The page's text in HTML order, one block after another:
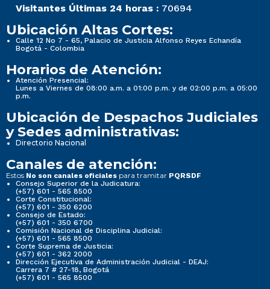
Visitantes Últimas 24 horas : 70694
Ubicación Altas Cortes:
Calle 12 No 7 - 65, Palacio de Justicia Alfonso Reyes Echandía
Bogotá - Colombia
Horarios de Atención:
Atención Presencial:
Lunes a Viernes de 08:00 a.m. a 01:00 p.m. y de 02:00 p.m. a 05:00
p.m.
Ubicación de Despachos Judiciales
y Sedes administrativas:
Directorio Nacional
Canales de atención:
Estos No son canales oficiales para tramitar PQRSDF
Consejo Superior de la Judicatura:
(+57) 601 - 565 8500
Corte Constitucional:
(+57) 601 - 350 6200
Consejo de Estado:
(+57) 601 - 350 6700
Comisión Nacional de Disciplina Judicial:
(+57) 601 - 565 8500
Corte Suprema de Justicia:
(+57) 601 - 362 2000
Dirección Ejecutiva de Administración Judicial - DEAJ:
Carrera 7 # 27-18, Bogotá
(+57) 601 - 565 8500